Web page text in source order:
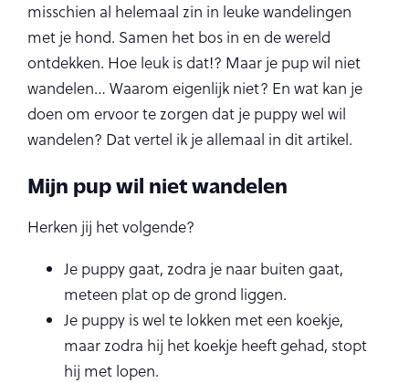
misschien al helemaal zin in leuke wandelingen
met je hond. Samen het bos in en de wereld
ontdekken. Hoe leuk is dat!? Maar je pup wil niet
wandelen… Waarom eigenlijk niet? En wat kan je
doen om ervoor te zorgen dat je puppy wel wil
wandelen? Dat vertel ik je allemaal in dit artikel.
Mijn pup wil niet wandelen
Herken jij het volgende?
Je puppy gaat, zodra je naar buiten gaat,
meteen plat op de grond liggen.
Je puppy is wel te lokken met een koekje,
maar zodra hij het koekje heeft gehad, stopt
hij met lopen.